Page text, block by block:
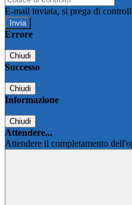
E-mail inviata, si prega di
Errore
Chiudi
Successo
Chiudi
Informazione
Chiudi
Attendere...
Attendere il completamento